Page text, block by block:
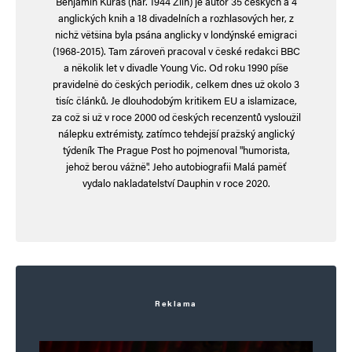
i arabů – a to udělali převlečení za araby, aby to
na ně mohli hodit (což úplně nevyšlo). Potopení
lodě Patria plné židů byla taky podařená
taškařice. A k tomu všemu oni se hrdě hlásí, oni
to ani netají. Ale, protože oni jsou židé, tak
mohou všechno (viz Starý Zákon) a naopak jim
nesmí nikdo nic. Takže oni se terorismem státu
na britech domoci směli, Palesticni na nich
důsledek Izraelských intervencí – čili stěžovat si
No dnes už je to jen jedna dlouhá tragédie, kde
anglických knih a 18 divadelních a rozhlasových her, z
nichž většina byla psána anglicky v londýnské emigraci
(1968-2015). Tam zároveň pracoval v české redakci BBC
a několik let v divadle Young Vic. Od roku 1990 píše
pravidelně do českých periodik, celkem dnes už okolo 3
tisíc článků. Je dlouhodobým kritikem EU a islamizace,
za což si už v roce 2000 od českých recenzentů vysloužil
nálepku extrémisty, zatímco tehdejší pražský anglický
týdeník The Prague Post ho pojmenoval "humorista,
jehož berou vážně". Jeho autobiografii Malá paměť
vydalo nakladatelství Dauphin v roce 2020.
Reklama